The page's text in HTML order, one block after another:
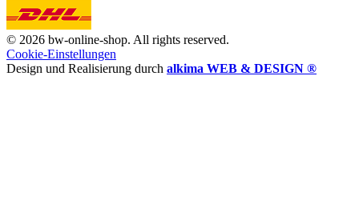
© 2026 bw-online-shop. All rights reserved.
Cookie-Einstellungen
Design und Realisierung durch alkima WEB & DESIGN ®